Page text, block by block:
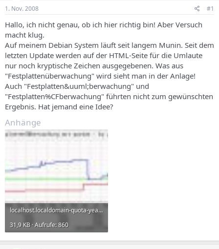
l
e
r
e
s
T
h
e
m
a
s
n
g
d
a
t
u
m
1. Nov. 2008 #1
Hallo, ich nicht genau, ob ich hier richtig bin! Aber Versuch
macht klug.
Auf meinem Debian System läuft seit langem Munin. Seit dem
letzten Update werden auf der HTML-Seite für die Umlaute
nur noch kryptische Zeichen ausgegebenen. Was aus
"Festplattenüberwachung" wird sieht man in der Anlage!
Auch "Festplatten&uuml;berwachung" und
"Festplatten%CFberwachung" führten nicht zum gewünschten
Ergebnis. Hat jemand eine Idee?
Anhänge
localhost.localdomain-quota-year.jpg
31,9 KB · Aufrufe: 860